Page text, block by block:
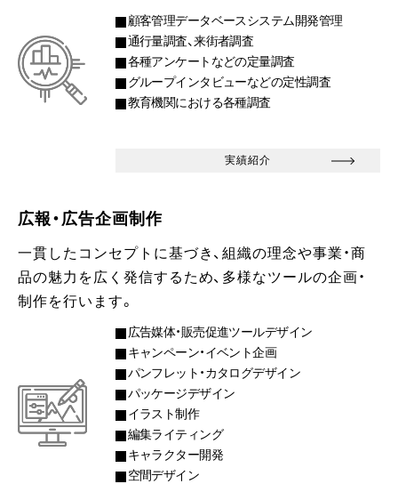
顧客管理データベースシステム開発管理
通行量調査、来街者調査
各種アンケートなどの定量調査
グループインタビューなどの定性調査
教育機関における各種調査
実績紹介
広報・広告企画制作
一貫したコンセプトに基づき、組織の理念や事業・商
品の魅力を広く発信するため、多様なツールの企画・
制作を行います。
広告媒体・販売促進ツールデザイン
キャンペーン・イベント企画
パンフレット・カタログデザイン
パッケージデザイン
イラスト制作
編集ライティング
キャラクター開発
空間デザイン